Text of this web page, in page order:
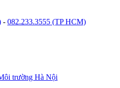
- 082.233.3555 (TP HCM)
trường Hà Nội